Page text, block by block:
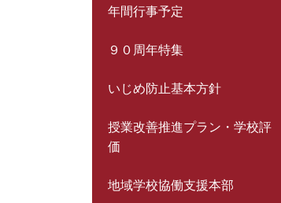
年間行事予定
９０周年特集
いじめ防止基本方針
授業改善推進プラン・学校評
価
地域学校協働支援本部